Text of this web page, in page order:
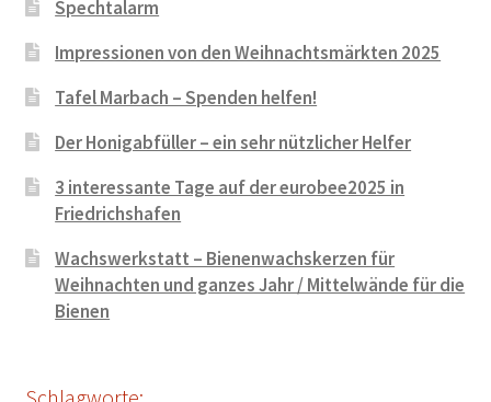
Spechtalarm
Impressionen von den Weihnachtsmärkten 2025
Tafel Marbach – Spenden helfen!
Der Honigabfüller – ein sehr nützlicher Helfer
3 interessante Tage auf der eurobee2025 in
Friedrichshafen
Wachswerkstatt – Bienenwachskerzen für
Weihnachten und ganzes Jahr / Mittelwände für die
Bienen